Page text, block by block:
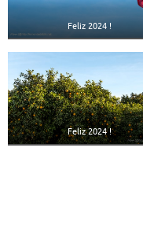
Feliz 2024 !
Feliz 2024 !